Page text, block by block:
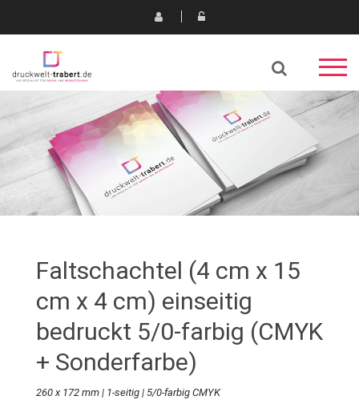
Faltschachtel (4 cm x 15
cm x 4 cm) einseitig
bedruckt 5/0-farbig (CMYK
+ Sonderfarbe)
260 x 172 mm | 1-seitig | 5/0-farbig CMYK